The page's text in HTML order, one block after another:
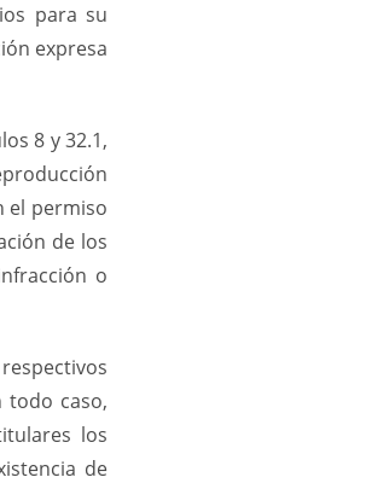
para su
expresa
8 y 32.1,
el permiso
de los
o
todo caso,
los
de